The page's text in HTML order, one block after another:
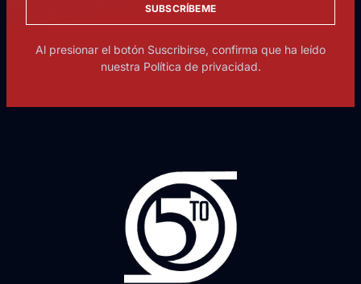
SUBSCRÍBEME
Al presionar el botón Suscribirse, confirma que ha leído
nuestra Política de privacidad.